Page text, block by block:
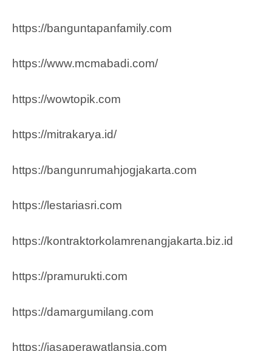
https://banguntapanfamily.com
https://www.mcmabadi.com/
https://wowtopik.com
https://mitrakarya.id/
https://bangunrumahjogjakarta.com
https://lestariasri.com
https://kontraktorkolamrenangjakarta.biz.id
https://pramurukti.com
https://damargumilang.com
https://jasaperawatlansia.com